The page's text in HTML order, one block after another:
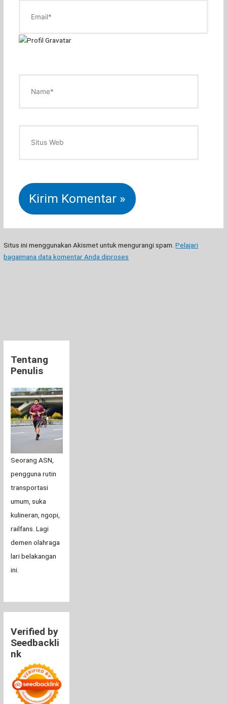
Web
Situs ini menggunakan Akismet untuk mengurangi spam.Pelajari
bagaimana data komentar Anda diproses
Tentang
Penulis
Seorang ASN,
pengguna rutin
transportasi
umum, suka
kulineran, ngopi,
railfans. Lagi
demen olahraga
lari belakangan
ini.
Verified by
Seedbackli
nk